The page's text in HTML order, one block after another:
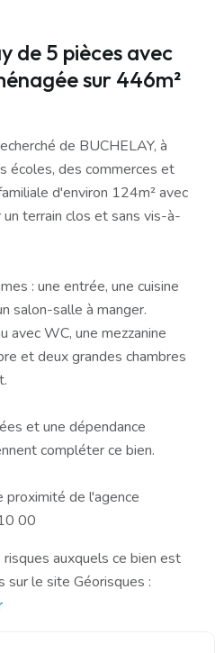
de 5 pièces avec
sur 446m²
de BUCHELAY, à
écoles, des commerces et
d'environ 124m² avec
terrain clos et sans vis-à-
: une entrée, une cuisine
salon-salle à manger.
avec WC, une mezzanine
et deux grandes chambres
et une dépendance
compléter ce bien.
de l'agence
00
auxquels ce bien est
le site Géorisques :